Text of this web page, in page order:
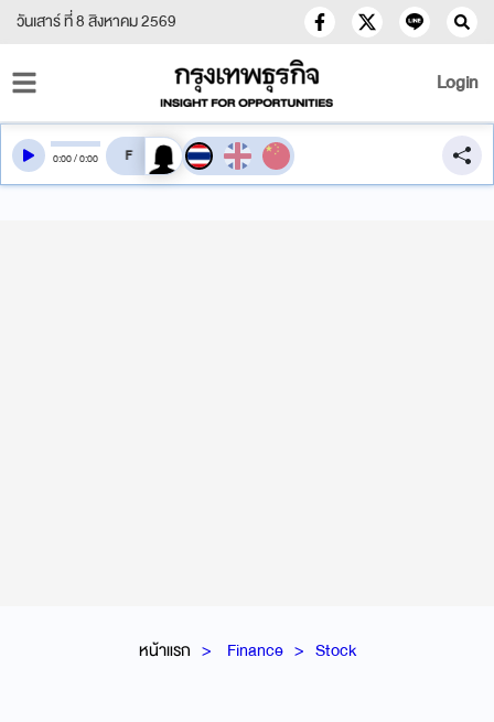
วันเสาร์ ที่ 8 สิงหาคม 2569
Login
หน้าแรก Finance Stock
0:00/0:00 สลับเสียงอ่าน